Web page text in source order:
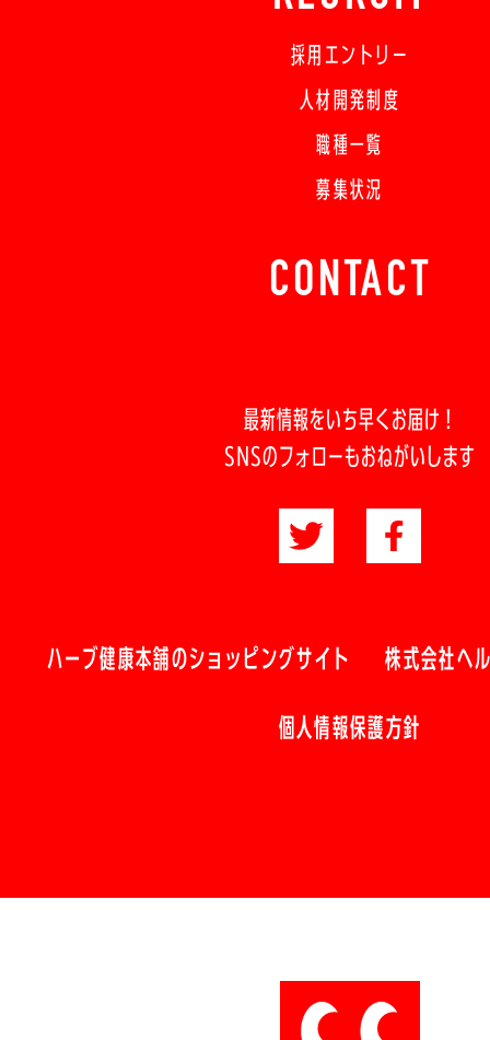
採用エントリー
人材開発制度
職種一覧
募集状況
CONTACT
最新情報をいち早くお届け！
SNSのフォローもおねがいします
ハーブ健康本舗のショッピングサイト 株式会社ヘ
個人情報保護方針